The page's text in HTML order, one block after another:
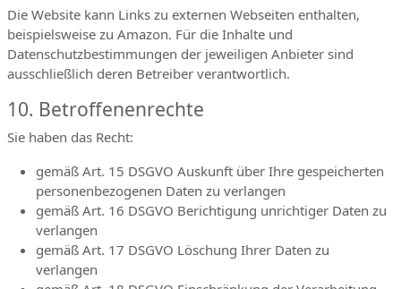
Die Website kann Links zu externen Webseiten enthalten,
beispielsweise zu Amazon. Für die Inhalte und
Datenschutzbestimmungen der jeweiligen Anbieter sind
ausschließlich deren Betreiber verantwortlich.
10. Betroffenenrechte
Sie haben das Recht:
gemäß Art. 15 DSGVO Auskunft über Ihre gespeicherten
personenbezogenen Daten zu verlangen
gemäß Art. 16 DSGVO Berichtigung unrichtiger Daten zu
verlangen
gemäß Art. 17 DSGVO Löschung Ihrer Daten zu
verlangen